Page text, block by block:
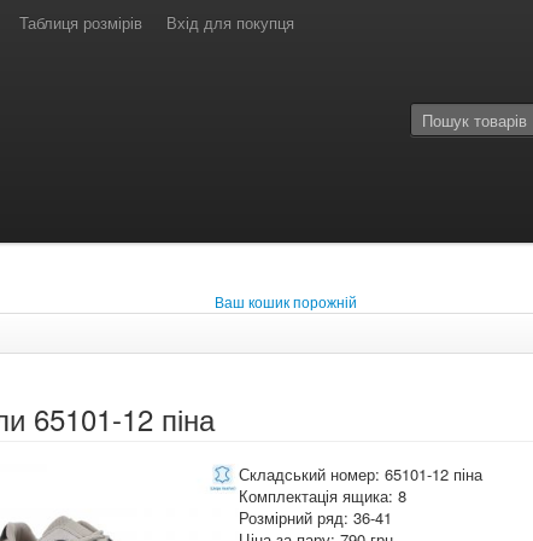
Таблиця розмірів Вхід для покупця
Ваш кошик порожній
65101-12 піна
Складський номер: 65101-12 піна
Комплектація ящика: 8
Розмірний ряд: 36-41